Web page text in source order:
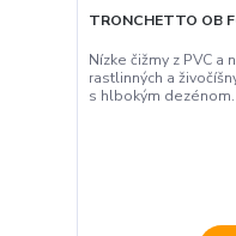
TRONCHETTO OB
Nízke čižmy z PVC
rastlinných a
s hlbokým dezénom.